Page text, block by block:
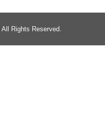
All Rights Reserved.